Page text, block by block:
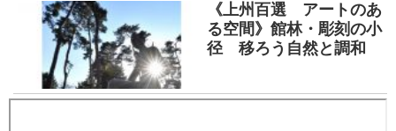
《上州百選 アートのあ
る空間》館林・彫刻の小
径 移ろう自然と調和